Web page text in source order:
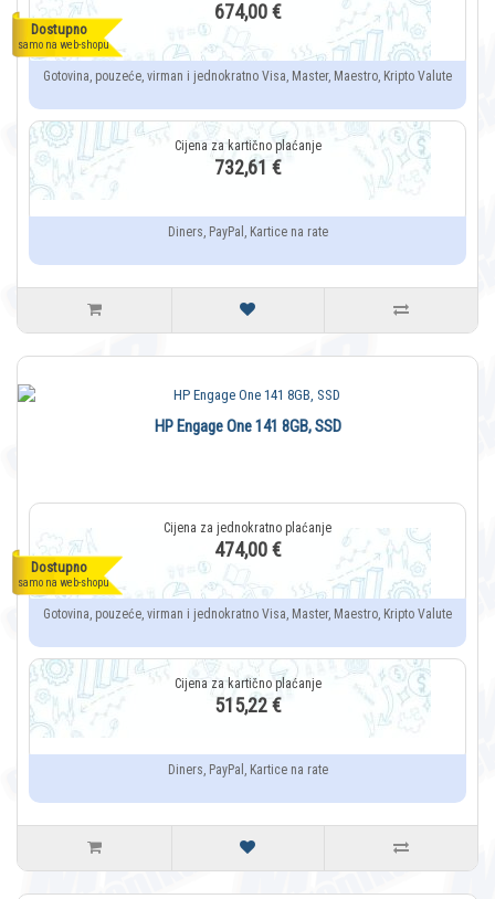
Dostupno
samo na web-shopu
674,00 €
Gotovina, pouzeće, virman i jednokratno Visa, Master, Maestro, Kripto Valute
732,61 €
Diners, PayPal, Kartice na rate
Dostupno
samo na web-shopu
HP Engage One 141 8GB, SSD
474,00 €
Gotovina, pouzeće, virman i jednokratno Visa, Master, Maestro, Kripto Valute
515,22 €
Diners, PayPal, Kartice na rate